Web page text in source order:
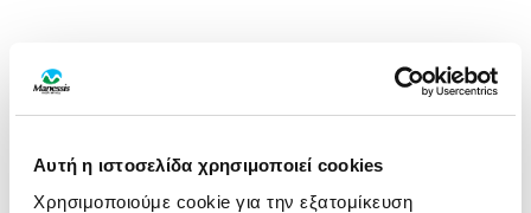
Αυτή η ιστοσελίδα χρησιμοποιεί cookies
Χρησιμοποιούμε cookie για την εξατομίκευση